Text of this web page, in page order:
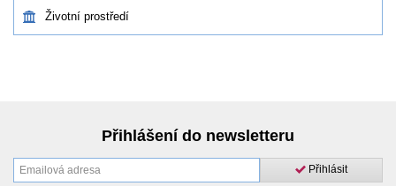
Životní prostředí
Přihlášení do newsletteru
Přihlásit